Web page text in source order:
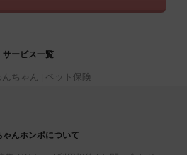
サービス一覧
ちゃん ペット保険
ゃんホンポについて